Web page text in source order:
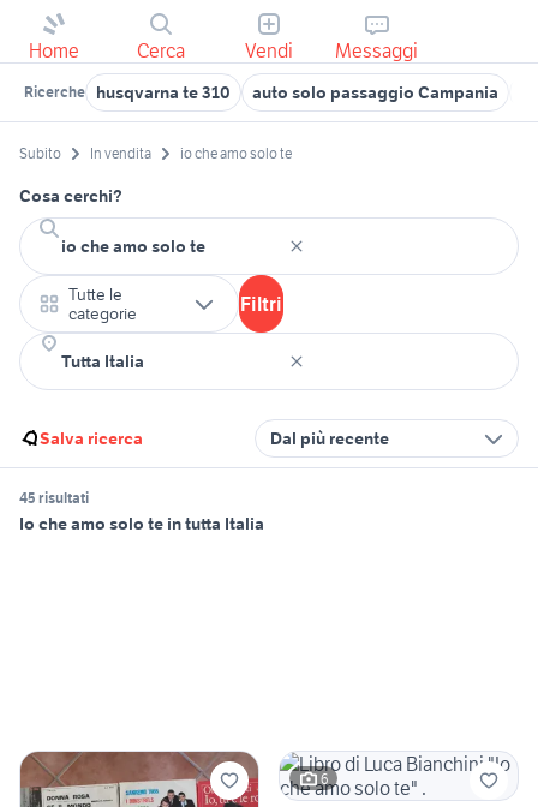
Home Cerca Vendi Messaggi
Ricerche husqvarna te 310 auto solo passaggio Campania
Subito In vendita io che amo solo te
Cosa cerchi?
Tutte le
categorie
Filtri
Salva ricerca Dal più recente
45 risultati
Io che amo solo te in tutta Italia
6